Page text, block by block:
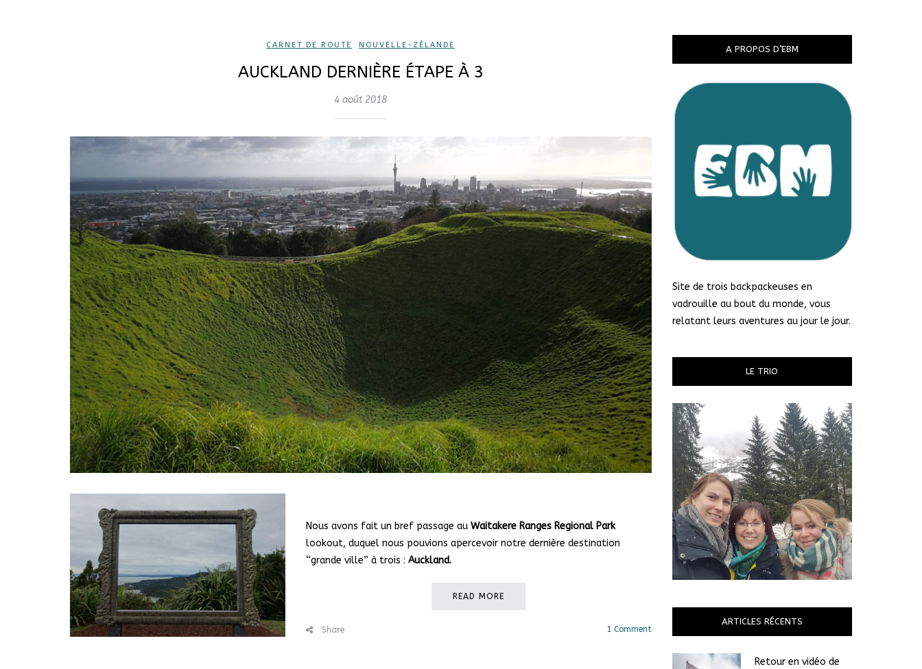
CARNET DE ROUTE NOUVELLE-ZÉLANDE
AUCKLAND DERNIÈRE ÉTAPE À 3
4 août 2018
Nous avons fait un bref passage au Waitakere Ranges Regional Park
lookout, duquel nous pouvions apercevoir notre dernière destination
“grande ville” à trois : Auckland.
READ MORE
1 Comment
Share
A PROPOS D’EBM
Site de trois backpackeuses en
vadrouille au bout du monde, vous
relatant leurs aventures au jour le jour.
LE TRIO
ARTICLES RÉCENTS
Retour en vidéo de